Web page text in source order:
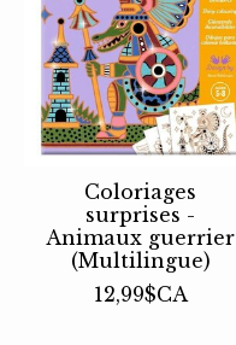
Coloriages
surprises -
Animaux guerrier
(Multilingue)
12,99$CA